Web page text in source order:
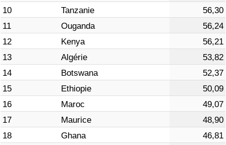
10
Tanzanie
56,30
11
Ouganda
56,24
12
Kenya
56,21
13
Algérie
53,82
14
Botswana
52,37
15
Ethiopie
50,09
16
Maroc
49,07
17
Maurice
48,90
18
Ghana 46,81